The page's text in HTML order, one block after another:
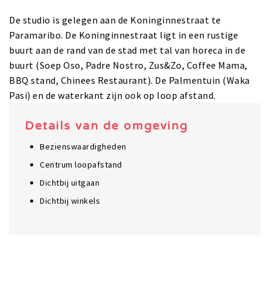
De studio is gelegen aan de Koninginnestraat te
Paramaribo. De Koninginnestraat ligt in een rustige
buurt aan de rand van de stad met tal van horeca in de
buurt (Soep Oso, Padre Nostro, Zus&Zo, Coffee Mama,
BBQ stand, Chinees Restaurant). De Palmentuin (Waka
Pasi) en de waterkant zijn ook op loop afstand.
Details van de omgeving
Bezienswaardigheden
Centrum loopafstand
Dichtbij uitgaan
Dichtbij winkels